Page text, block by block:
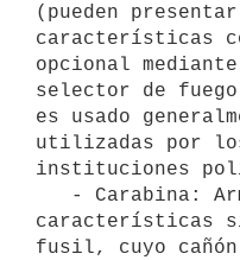
(pueden
características
opcional
selector de
es usado
utilizadas por
instituciones
características
fusil, cuyo cañón